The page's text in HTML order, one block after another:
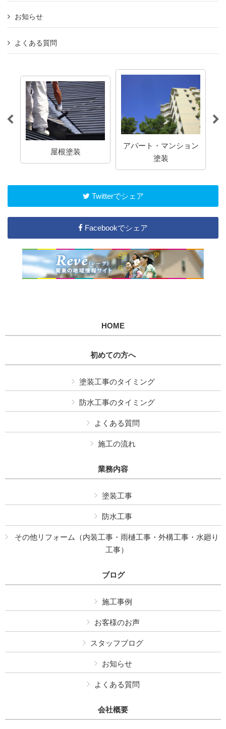
お知らせ
よくある質問
屋根塗装
アパート・マンション
塗装
Twitterでシェア
Facebookでシェア
HOME
初めての方へ
塗装工事のタイミング
防水工事のタイミング
よくある質問
施工の流れ
業務内容
塗装工事
防水工事
その他リフォーム（内装工事・雨樋工事・外構工事・水廻り
工事）
ブログ
施工事例
お客様のお声
スタッフブログ
お知らせ
よくある質問
会社概要